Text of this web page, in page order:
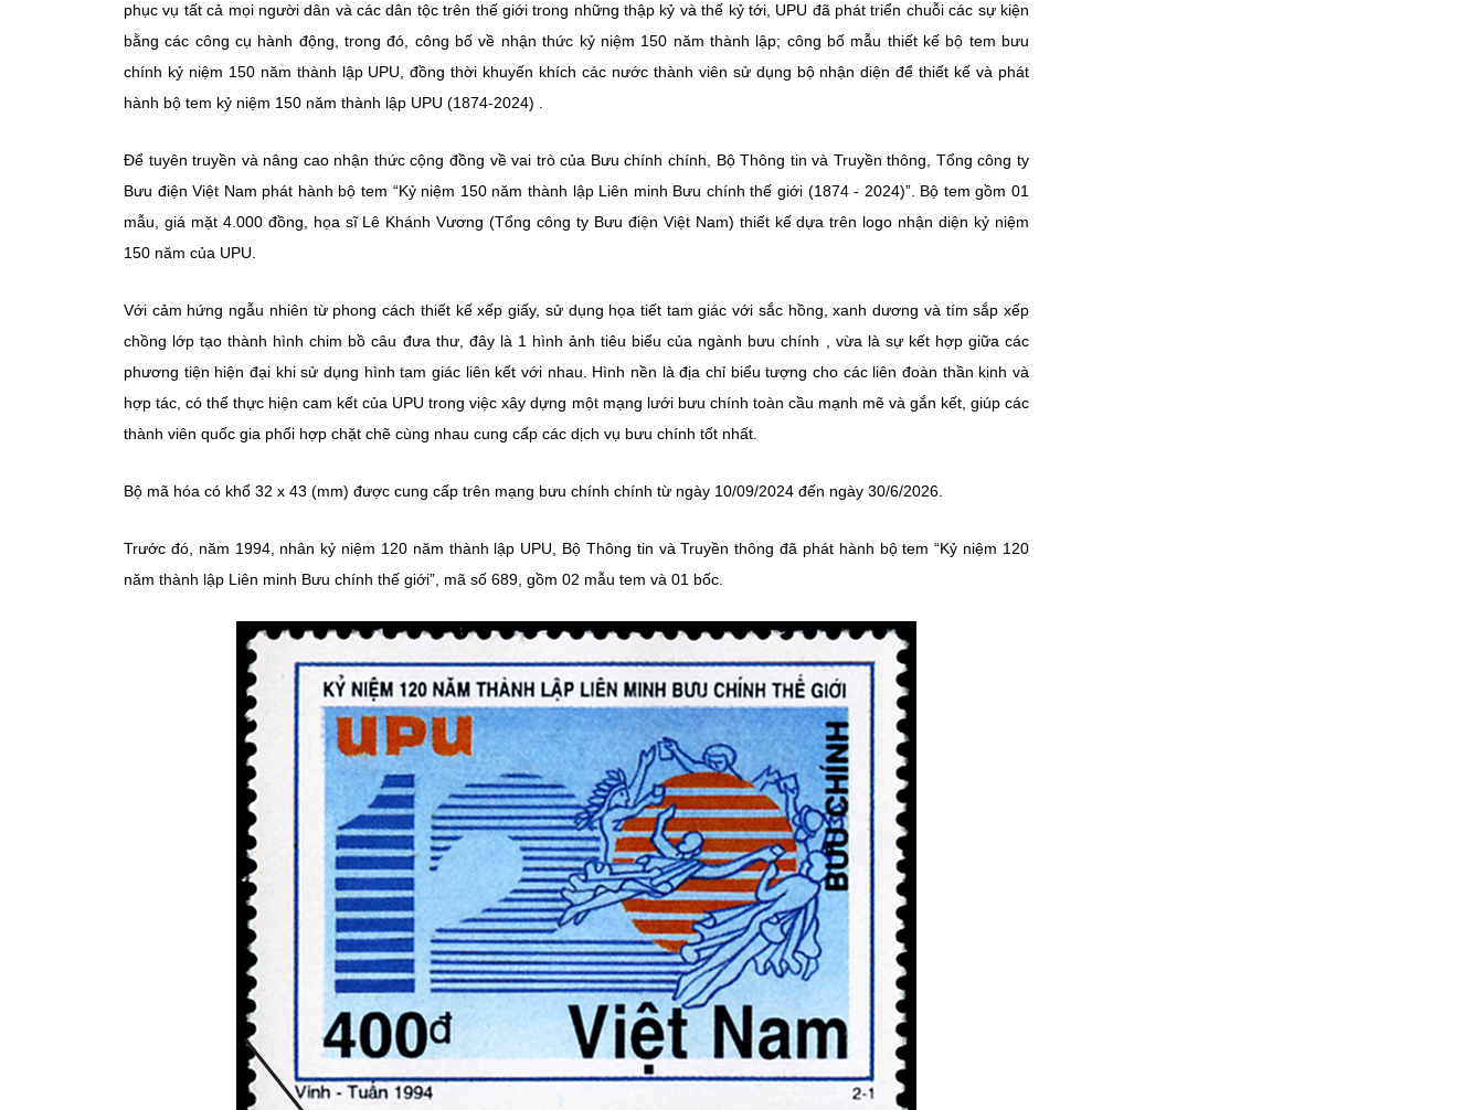
phục vụ tất cả mọi người dân và các dân tộc trên thế giới trong những thập kỷ và thế kỷ tới, UPU đã phát triển chuỗi các sự kiện
bằng các công cụ hành động, trong đó, công bố về nhận thức kỷ niệm 150 năm thành lập; công bố mẫu thiết kế bộ tem bưu
chính kỷ niệm 150 năm thành lập UPU, đồng thời khuyến khích các nước thành viên sử dụng bộ nhận diện để thiết kế và phát
hành bộ tem kỷ niệm 150 năm thành lập UPU (1874-2024) .
Để tuyên truyền và nâng cao nhận thức cộng đồng về vai trò của Bưu chính chính, Bộ Thông tin và Truyền thông, Tổng công ty
Bưu điện Việt Nam phát hành bộ tem “Kỷ niệm 150 năm thành lập Liên minh Bưu chính thế giới (1874 - 2024)”. Bộ tem gồm 01
mẫu, giá mặt 4.000 đồng, họa sĩ Lê Khánh Vương (Tổng công ty Bưu điện Việt Nam) thiết kế dựa trên logo nhận diện kỷ niệm
150 năm của UPU.
Với cảm hứng ngẫu nhiên từ phong cách thiết kế xếp giấy, sử dụng họa tiết tam giác với sắc hồng, xanh dương và tím sắp xếp
chồng lớp tạo thành hình chim bồ câu đưa thư, đây là 1 hình ảnh tiêu biểu của ngành bưu chính , vừa là sự kết hợp giữa các
phương tiện hiện đại khi sử dụng hình tam giác liên kết với nhau. Hình nền là địa chỉ biểu tượng cho các liên đoàn thần kinh và
hợp tác, có thể thực hiện cam kết của UPU trong việc xây dựng một mạng lưới bưu chính toàn cầu mạnh mẽ và gắn kết, giúp các
thành viên quốc gia phối hợp chặt chẽ cùng nhau cung cấp các dịch vụ bưu chính tốt nhất.
Bộ mã hóa có khổ 32 x 43 (mm) được cung cấp trên mạng bưu chính chính từ ngày 10/09/2024 đến ngày 30/6/2026.
Trước đó, năm 1994, nhân kỷ niệm 120 năm thành lập UPU, Bộ Thông tin và Truyền thông đã phát hành bộ tem “Kỷ niệm 120
năm thành lập Liên minh Bưu chính thế giới”, mã số 689, gồm 02 mẫu tem và 01 bốc.